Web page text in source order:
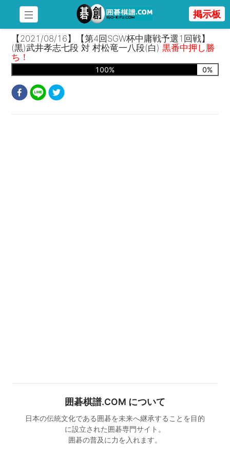
掲示板
【2021/08/16】【第4回SGW杯中庸戦予選1回戦】
(黒)武井孝志七段 対 村松竜一八段(白)黒番中押し勝
ち！
100% 0%
囲碁棋譜.COM について
日本の伝統文化である囲碁を未来へ継承することを目的
に設立された囲碁専門サイト。
囲碁の普及に力を入れます。